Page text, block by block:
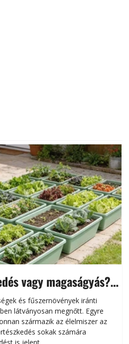
vagy magaságyás?
és fűszernövények iránti
látványosan megnőtt. Egyre
származik az élelmiszer az
sokak számára